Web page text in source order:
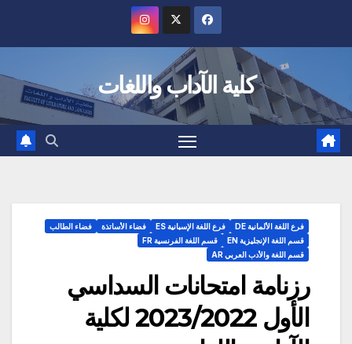
كلية الآداب واللغات
فرع اللغة الألمانية DE فرع اللغة الإسبانية ES فضاء الأساتذة
فضاء الطالب
قسم اللغة الإنجليزية EN
قسم اللغة الفرنسية FR
قسم اللغة والأدب العربي AR
رزنامة امتحانات السداسي
الأول 2023/2022 لكلية